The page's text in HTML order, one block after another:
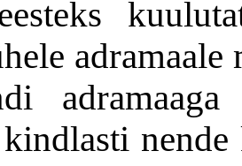
nende